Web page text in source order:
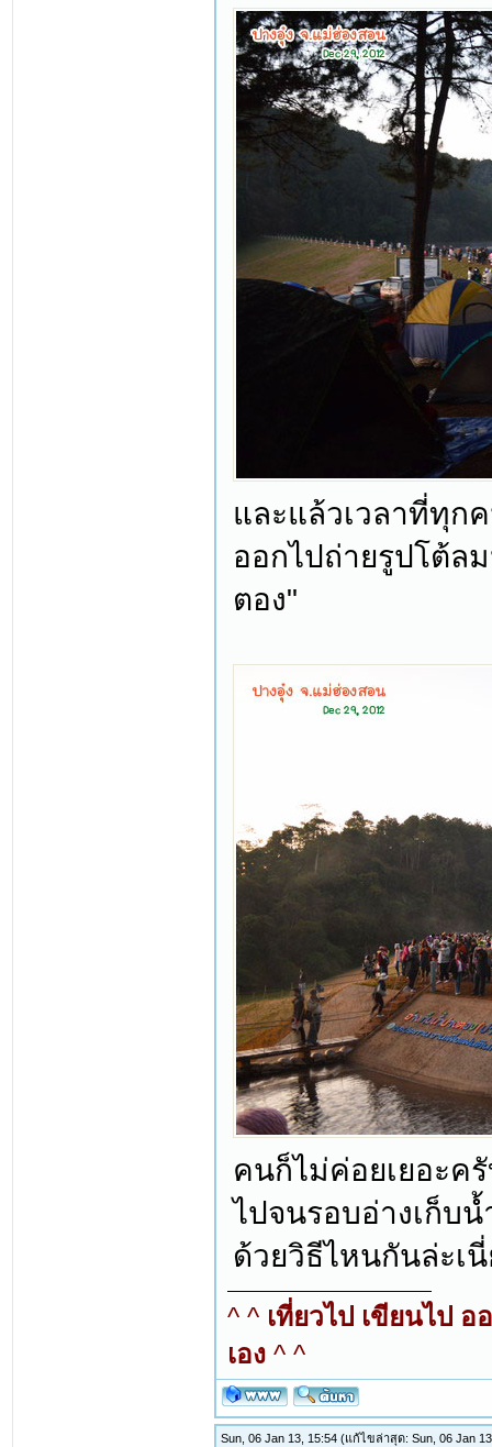
และแล้วเวลาที่ทุก
ออกไปถ่ายรูปโต้ล
ตอง"
คนก็ไม่ค่อยเยอะค
ไปจนรอบอ่างเก็บ
ด้วยวิธีไหนกันล่ะเ
^ ^ เที่ยวไป เขียนไป
เอง ^ ^
Sun, 06 Jan 13, 15:54(แก้ไขล่าสุด: Sun, 06 Jan